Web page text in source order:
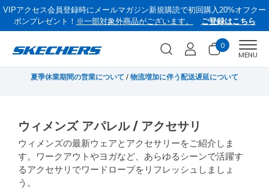
VIPアクセス会員登録時にメールマガジン新規購読で初回購入20%オフクー
ポンプレゼント！ ※一部対象外商品がございます。 ご登録はこちら
0
MENU
夏季休業期間の営業について / 物流増加に伴う配送遅延について
ウィメンズ アパレル / アクセサリ
ウィメンズの最新ウェアとアクセサリーをご紹介しま
す。ワークアウトやヨガなど、あらゆるシーンで活躍す
るアクセサリでワードローブをリフレッシュしましょ
う。